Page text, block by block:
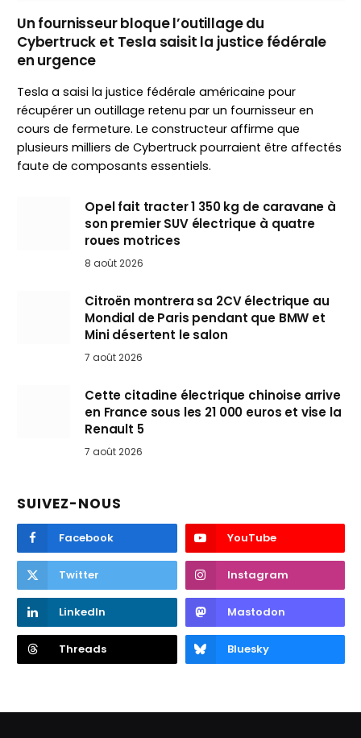
Un fournisseur bloque l’outillage du
Cybertruck et Tesla saisit la justice fédérale
en urgence
Tesla a saisi la justice fédérale américaine pour
récupérer un outillage retenu par un fournisseur en
cours de fermeture. Le constructeur affirme que
plusieurs milliers de Cybertruck pourraient être affectés
faute de composants essentiels.
Opel fait tracter 1 350 kg de caravane à
son premier SUV électrique à quatre
roues motrices
8 août 2026
Citroën montrera sa 2CV électrique au
Mondial de Paris pendant que BMW et
Mini désertent le salon
7 août 2026
Cette citadine électrique chinoise arrive
en France sous les 21 000 euros et vise la
Renault 5
7 août 2026
SUIVEZ-NOUS
Facebook YouTube
Twitter Instagram
LinkedIn Mastodon
Threads Bluesky